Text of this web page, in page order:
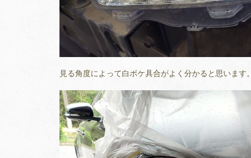
見る角度によって白ボケ具合がよく分かると思います。